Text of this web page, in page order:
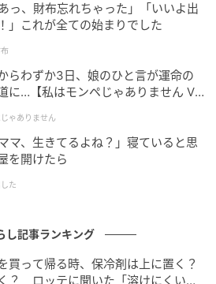
かさは、キャンプの大きな魅
当に価値を感じるのは、文明
た後に迎える「帰宅後の日常」
、火を起こすなど、全てに手
「不便」を経験した後、自宅の
き文明の恩恵が待っているので
お湯が無限に出る。壁のスイッ
する。ガスコンロのダイヤルを
ち上がる──なんとありがたい
、財布忘れちゃった」「いいよ出
」これが全ての始まりでした
らわずか3日、娘のひと言が運命の
に…【私はモンペじゃありません Vo
ゃありません
、生きてるよね？」寝ていると思
を開けたら
た
し記事ランキング
買って帰る時、保冷剤は上に置く？
？ ロッテに聞いた「溶けにくい持